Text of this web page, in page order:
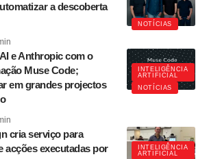
NOTÍCIAS
a descoberta
INTELIGÊNCIA
ARTIFICIAL
NOTÍCIAS
e Anthropic com o
Muse Code;
em grandes projectos
INTELIGÊNCIA
ARTIFICIAL
cria serviço para
acções executadas por